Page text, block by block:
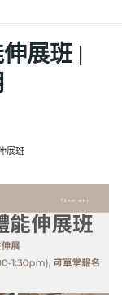
展班 |
展班